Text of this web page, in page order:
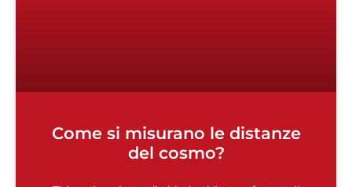
Come si misurano le distanze
del cosmo?